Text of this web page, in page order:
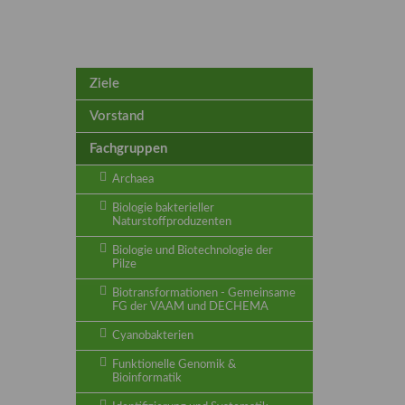
Ziele
Vorstand
Fachgruppen
Archaea
Biologie bakterieller
Naturstoffproduzenten
Biologie und Biotechnologie der
Pilze
Biotransformationen - Gemeinsame
FG der VAAM und DECHEMA
Cyanobakterien
Funktionelle Genomik &
Bioinformatik